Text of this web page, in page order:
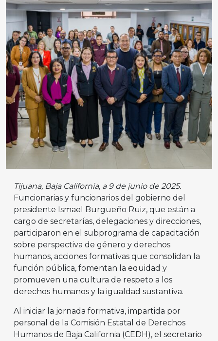
Tijuana, Baja California, a 9 de junio de 2025.
Funcionarias y funcionarios del gobierno del
presidente Ismael Burgueño Ruiz, que están a
cargo de secretarías, delegaciones y direcciones,
participaron en el subprograma de capacitación
sobre perspectiva de género y derechos
humanos, acciones formativas que consolidan la
función pública, fomentan la equidad y
promueven una cultura de respeto a los
derechos humanos y la igualdad sustantiva.
Al iniciar la jornada formativa, impartida por
personal de la Comisión Estatal de Derechos
Humanos de Baja California (CEDH), el secretario